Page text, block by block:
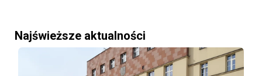
Najświeższe aktualności